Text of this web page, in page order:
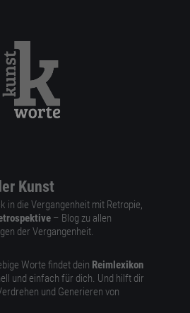
Kunst
in die Vergangenheit mit Retropie,
– Blog zu allen
der Vergangenheit.
Worte findet dein Reimlexikon
und einfach für dich. Und hilft dir
und Generieren von